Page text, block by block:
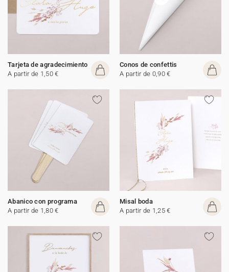
Tarjeta de agradecimiento
A partir de 1,50 €
Conos de confettis
A partir de 0,90 €
Abanico con programa
A partir de 1,80 €
Misal boda
A partir de 1,25 €